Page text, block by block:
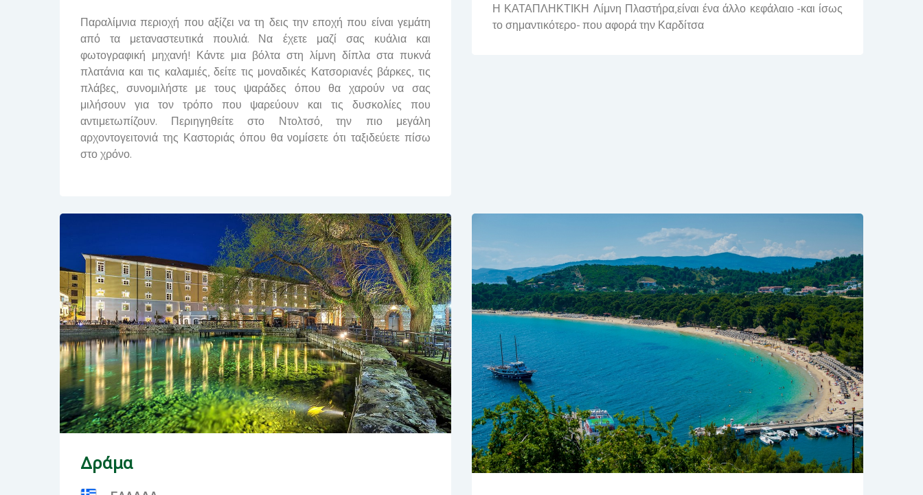
Παραλίμνια περιοχή που αξίζει να τη δεις την εποχή που είναι γεμάτη
από τα μεταναστευτικά πουλιά. Να έχετε μαζί σας κυάλια και
φωτογραφική μηχανή! Κάντε μια βόλτα στη λίμνη δίπλα στα πυκνά
πλατάνια και τις καλαμιές, δείτε τις μοναδικές Κατσοριανές βάρκες, τις
πλάβες, συνομιλήστε με τους ψαράδες όπου θα χαρούν να σας
μιλήσουν για τον τρόπο που ψαρεύουν και τις δυσκολίες που
αντιμετωπίζουν. Περιηγηθείτε στο Ντολτσό, την πιο μεγάλη
αρχοντογειτονιά της Καστοριάς όπου θα νομίσετε ότι ταξιδεύετε πίσω
στο χρόνο.
Η ΚΑΤΑΠΛΗΚΤΙΚΗ Λίμνη Πλαστήρα,είναι ένα άλλο κεφάλαιο -και ίσως
το σημαντικότερο- που αφορά την Καρδίτσα
Δράμα